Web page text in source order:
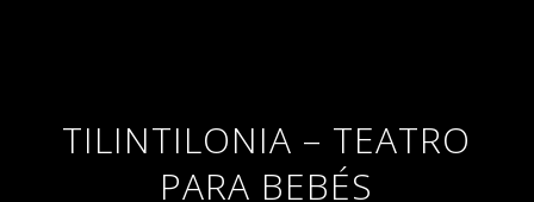
TILINTILONIA – TEATRO
PARA BEBÉS